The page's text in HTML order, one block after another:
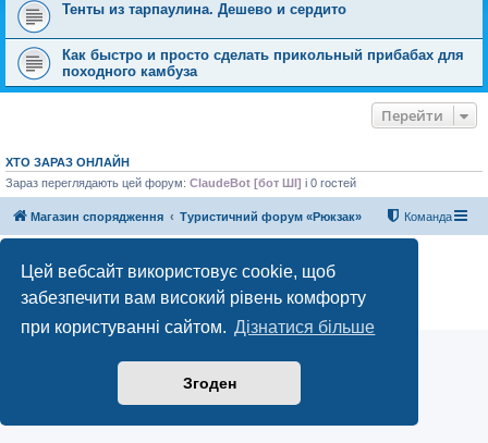
Цей вебсайт використовує cookie, щоб
забезпечити вам високий рівень комфорту
при користуванні сайтом. Дізнатися більше
Згоден
Тенты из тарпаулина. Дешево и сердито
Как быстро и просто сделать прикольный прибабах для
походного камбуза
Перейти
ХТО ЗАРАЗ ОНЛАЙН
Зараз переглядають цей форум: ClaudeBot [бот ШІ] і 0 гостей
Магазин спорядження Туристичний форум «Рюкзак» Команда
Конфіденційність|Умови